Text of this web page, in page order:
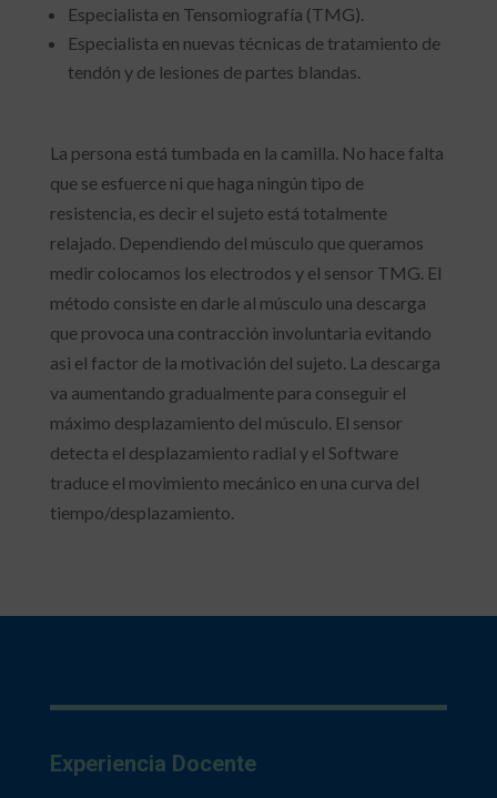
Especialista en Tensomiografía (TMG).
Especialista en nuevas técnicas de tratamiento de
tendón y de lesiones de partes blandas.
La persona está tumbada en la camilla. No hace falta
que se esfuerce ni que haga ningún tipo de
resistencia, es decir el sujeto está totalmente
relajado. Dependiendo del músculo que queramos
medir colocamos los electrodos y el sensor TMG. El
método consiste en darle al músculo una descarga
que provoca una contracción involuntaria evitando
asi el factor de la motivación del sujeto. La descarga
va aumentando gradualmente para conseguir el
máximo desplazamiento del músculo. El sensor
detecta el desplazamiento radial y el Software
traduce el movimiento mecánico en una curva del
tiempo/desplazamiento.
Experiencia Docente